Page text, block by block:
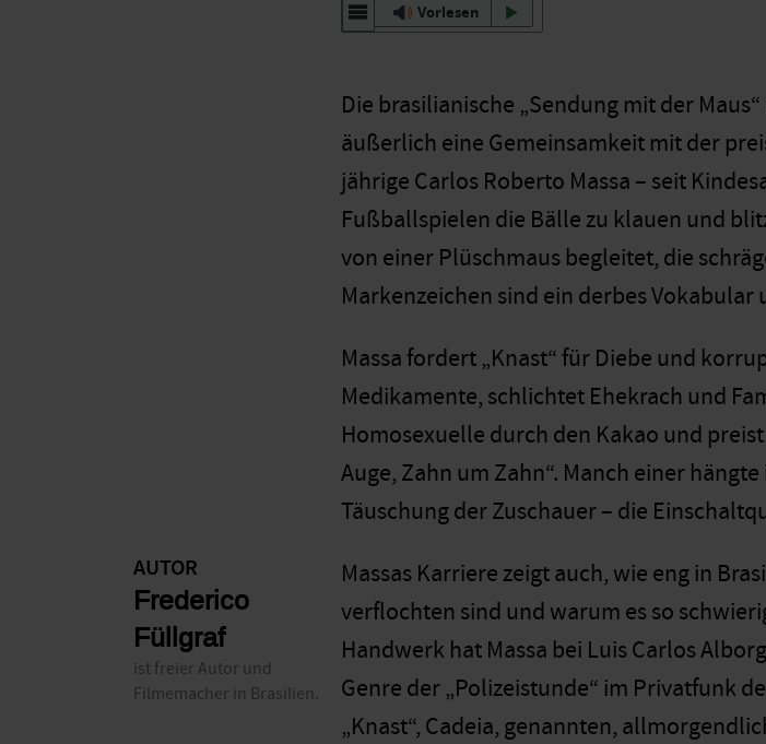
Vorlesen
Die brasilianische „Sendung mit der
äußerlich eine Gemeinsamkeit mit der
jährige Carlos Roberto Massa – seit
Fußballspielen die Bälle zu klauen und
von einer Plüschmaus begleitet, die
Markenzeichen sind ein derbes
Massa fordert „Knast“ für Diebe und
Medikamente, schlichtet Ehekrach und
Homosexuelle durch den Kakao und
Auge, Zahn um Zahn“. Manch einer
Täuschung der Zuschauer – die
AUTOR
Frederico
Füllgraf
ist freier Autor und
Filmemacher in Brasilien.
Massas Karriere zeigt auch, wie eng in
verflochten sind und warum es so
Handwerk hat Massa bei Luis Carlos
Genre der „Polizeistunde“ im Privatfunk
„Knast“, Cadeia, genannten,